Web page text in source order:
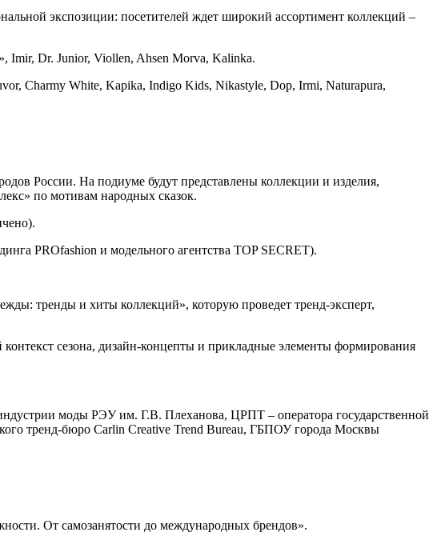
экспозиции: посетителей ждет широкий ассортимент коллекций –
Imir, Dr. Junior, Viollen, Ahsen Morva, Kalinka.
Charmy White, Kapika, Indigo Kids, Nikastyle, Dop, Irmi, Naturapura,
России. На подиуме будут представлены коллекции и изделия,
по мотивам народных сказок.
PROfashion и модельного агентства TOP SECRET).
тренды и хиты коллекций», которую проведет тренд-эксперт,
сезона, дизайн-концепты и прикладные элементы формирования
моды РЭУ им. Г.В. Плеханова, ЦРПТ – оператора государственной
тренд-бюро Carlin Creative Trend Bureau, ГБПОУ города Москвы
От самозанятости до международных брендов».